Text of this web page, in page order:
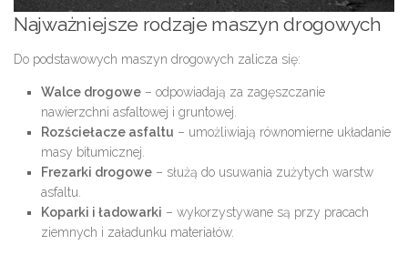
Najważniejsze rodzaje maszyn drogowych
Do podstawowych maszyn drogowych zalicza się:
Walce drogowe – odpowiadają za zagęszczanie
nawierzchni asfaltowej i gruntowej.
Rozściełacze asfaltu – umożliwiają równomierne układanie
masy bitumicznej.
Frezarki drogowe – służą do usuwania zużytych warstw
asfaltu.
Koparki i ładowarki – wykorzystywane są przy pracach
ziemnych i załadunku materiałów.